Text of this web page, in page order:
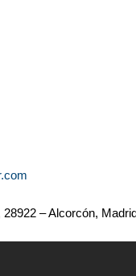
28922 – Alcorcón,